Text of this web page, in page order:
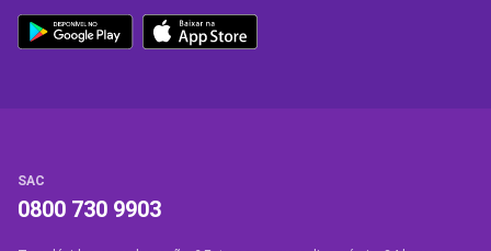
SAC
0800 730 9903